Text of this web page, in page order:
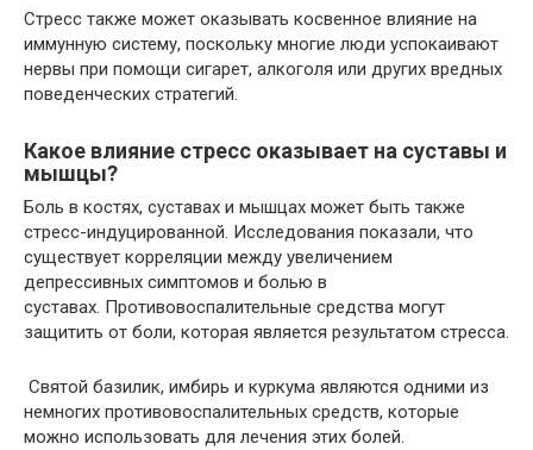
Стресс также может оказывать косвенное влияние на
иммунную систему, поскольку многие люди успокаивают
нервы при помощи сигарет, алкоголя или других вредных
поведенческих стратегий.
Какое влияние стресс оказывает на суставы и
мышцы?
Боль в костях, суставах и мышцах может быть также
стресс-индуцированной. Исследования показали, что
существует корреляции между увеличением
депрессивных симптомов и болью в
суставах. Противовоспалительные средства могут
защитить от боли, которая является результатом стресса.
Святой базилик, имбирь и куркума являются одними из
немногих противовоспалительных средств, которые
можно использовать для лечения этих болей.